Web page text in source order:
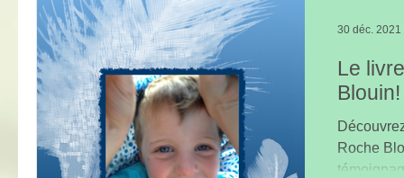
Le
Blouin!
Roche
30 déc. 2021